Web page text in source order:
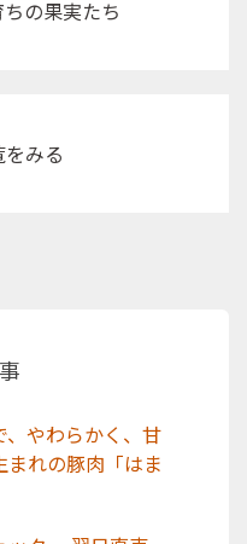
の果実たち
をみる
、やわらかく、甘
まれの豚肉「はま